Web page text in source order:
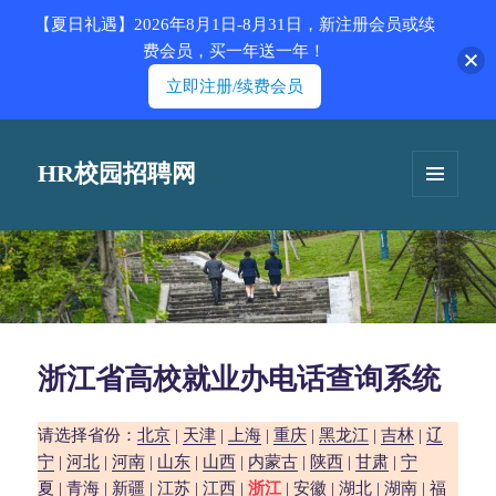
HR校园招聘网
浙江省高校就业办电话查询系统
请选择省份：北京 | 天津 | 上海 |重庆 |黑龙江 |吉林 |辽
宁 |河北 |河南 | 山东 | 山西 | 内蒙古 | 陕西 |甘肃 |宁
夏 |青海 | 新疆 |江苏 |江西 |浙江 |安徽 |湖北 |湖南 |福
【夏日礼遇】2026年8月1日-8月31日，新注册会员或续
费会员，买一年送一年！
立即注册/续费会员